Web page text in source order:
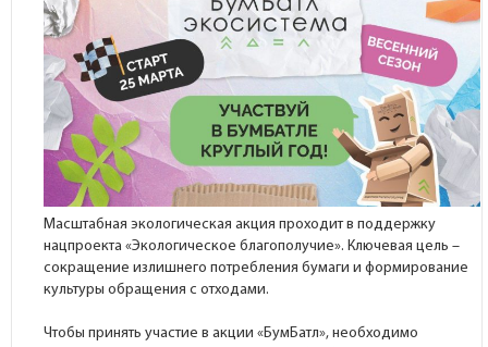
Масштабная экологическая акция проходит в поддержку
нацпроекта «Экологическое благополучие». Ключевая цель –
сокращение излишнего потребления бумаги и формирование
культуры обращения с отходами.
Чтобы принять участие в акции «БумБатл», необходимо